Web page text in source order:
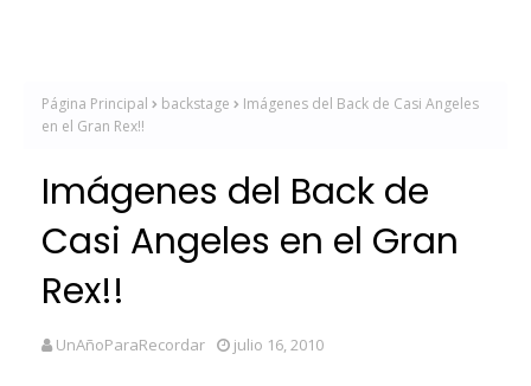
Página Principal backstage
Imágenes del Back de Casi Angeles
en el Gran Rex!!
Imágenes del Back de
Casi Angeles en el Gran
Rex!!
UnAñoParaRecordar julio 16, 2010